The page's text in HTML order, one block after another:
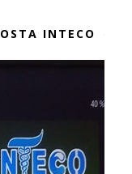
INTECO